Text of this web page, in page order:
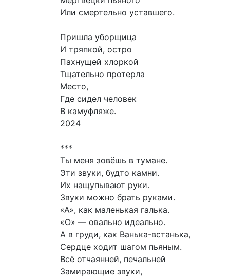
Или смертельно уставшего.
Пришла уборщица
И тряпкой, остро
Пахнущей хлоркой
Тщательно протерла
Место,
Где сидел человек
В камуфляже.
2024
***
Ты меня зовёшь в тумане.
Эти звуки, будто камни.
Их нащупывают руки.
Звуки можно брать руками.
«А», как маленькая галька.
«О» — овально идеально.
А в груди, как Ванька-встанька,
Сердце ходит шагом пьяным.
Всё отчаянней, печальней
Замирающие звуки,